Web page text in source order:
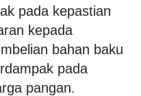
pada kepastian
kepada
bahan baku
pada
pangan.